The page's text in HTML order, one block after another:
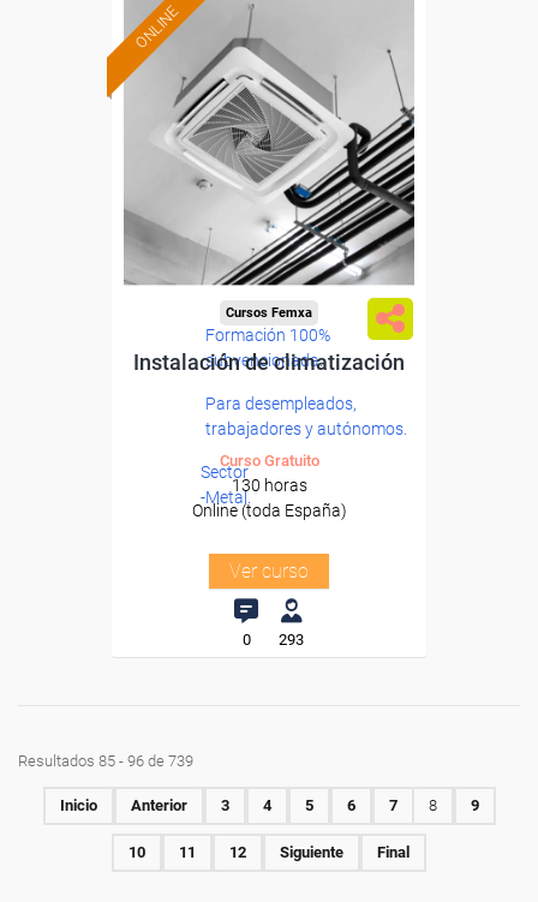
ONLINE
Formación 100%
subvencionada.
Para desempleados,
trabajadores y autónomos.
Sector
-Metal.
Cursos Femxa
Instalación de climatización
Curso Gratuito
130 horas
Online (toda España)
Ver curso
0 293
Resultados 85 - 96 de 739
Inicio Anterior 3 4 5 6 7 8 9
10 11 12 Siguiente Final